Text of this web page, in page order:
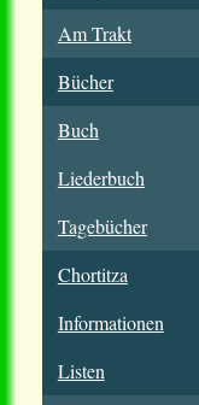
Am Trakt
Bücher
Buch
Liederbuch
Tagebücher
Chortitza
Informationen
Listen